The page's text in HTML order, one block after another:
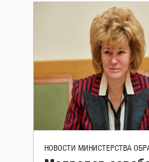
НОВОСТИ МИНИСТЕРСТВА